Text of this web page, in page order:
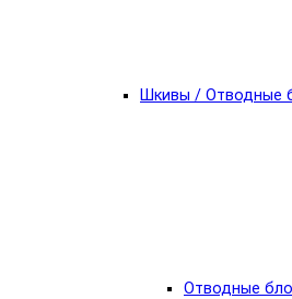
Шкивы / Отводные
Отводные